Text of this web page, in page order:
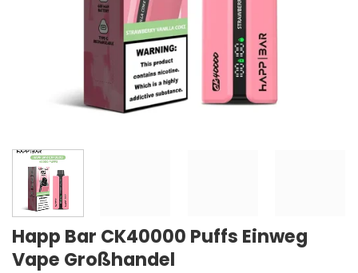
Happ Bar CK40000 Puffs Einweg
Vape Großhandel